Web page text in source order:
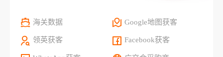
海关数据 Google地图获客
领英获客 Facebook获客